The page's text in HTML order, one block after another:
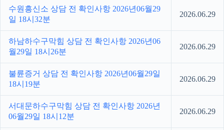
수원흥신소 상담 전 확인사항 2026년06월29
일 18시32분
2026.06.29
하남하수구막힘 상담 전 확인사항 2026년06
월29일 18시26분
2026.06.29
불륜증거 상담 전 확인사항 2026년06월29일
18시19분
2026.06.29
서대문하수구막힘 상담 전 확인사항 2026년
06월29일 18시12분
2026.06.29